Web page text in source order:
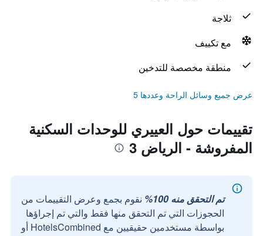
ثلاجة
مع تكييف
منطقة مخصصة للتدخين
عرض جميع وسائل الراحة وعددها 5
تقييمات حول العييري للوحدات السكنية
المفروشة - الرياض 3
تم التحقق منه 100%
نقوم بجمع وعرض التقييمات من
الحجوزات التي تم التحقق منها فقط والتي تم إجراؤها
بواسطة مستخدمين حقيقيين مع HotelsCombined أو